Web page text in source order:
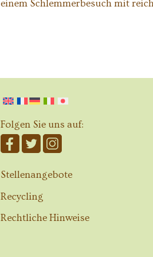
einem Schlemmerbesuch mit
Folgen Sie uns auf:
Stellenangebote
Recycling
Rechtliche Hinweise